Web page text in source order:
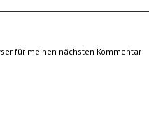
für meinen nächsten Kommentar